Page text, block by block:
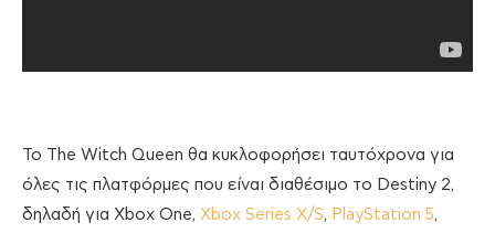
Το The Witch Queen θα κυκλοφορήσει ταυτόχρονα για
όλες τις πλατφόρμες που είναι διαθέσιμο το Destiny 2,
δηλαδή για Xbox One, Xbox Series X/S, PlayStation 5,